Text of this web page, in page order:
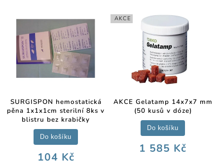
SURGISPON hemostatická
pěna 1x1x1cm sterilní 8ks v
blistru bez krabičky
104 Kč
Do košíku
AKCE
AKCE Gelatamp 14x7x7 mm
(50 kusů v dóze)
1 585 Kč
Do košíku